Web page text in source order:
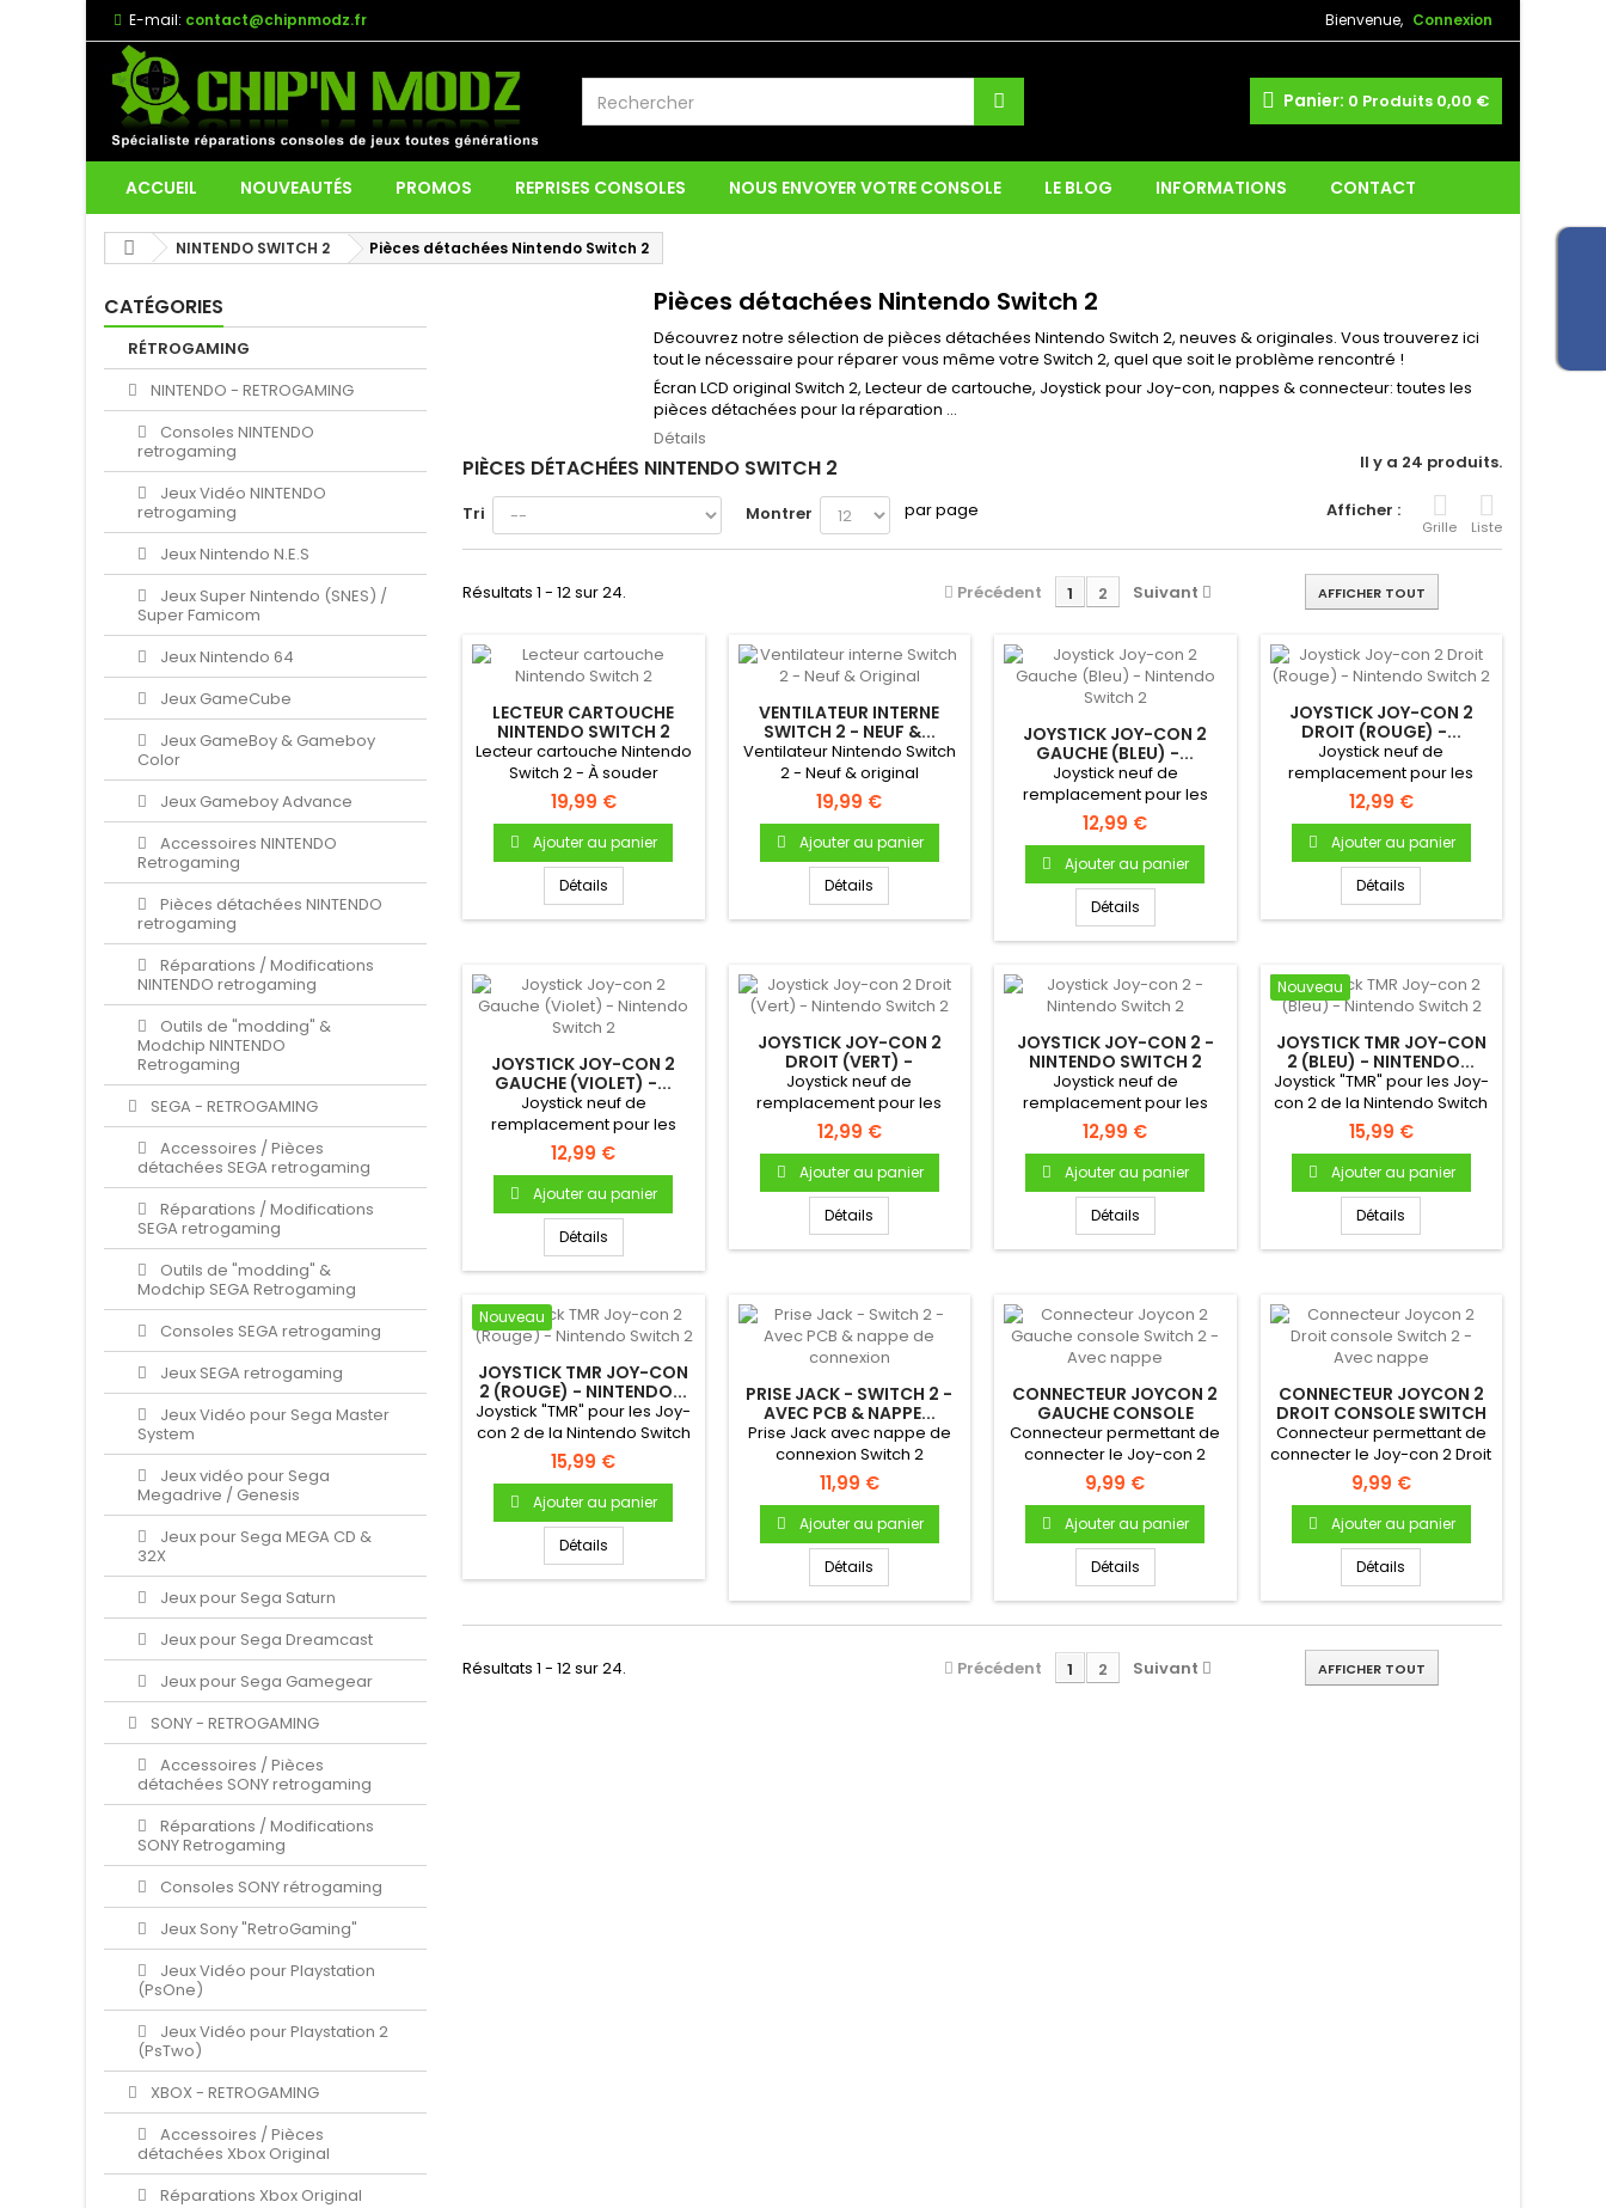
Bienvenue, Connexion
E-mail: contact@chipnmodz.fr
Panier: 0 Produits 0,00 €
ACCUEIL NOUVEAUTÉS PROMOS REPRISES CONSOLES NOUS ENVOYER VOTRE CONSOLE LE BLOG INFORMATIONS CONTACT
NINTENDO SWITCH 2 Pièces détachées Nintendo Switch 2
CATÉGORIES
RÉTROGAMING
NINTENDO - RETROGAMING
Consoles NINTENDO
retrogaming
Jeux Vidéo NINTENDO
retrogaming
Jeux Nintendo N.E.S
Jeux Super Nintendo (SNES) /
Super Famicom
Jeux Nintendo 64
Jeux GameCube
Jeux GameBoy & Gameboy
Color
Jeux Gameboy Advance
Accessoires NINTENDO
Retrogaming
Pièces détachées NINTENDO
retrogaming
Réparations / Modifications
NINTENDO retrogaming
Outils de "modding" &
Modchip NINTENDO
Retrogaming
SEGA - RETROGAMING
Accessoires / Pièces
détachées SEGA retrogaming
Réparations / Modifications
SEGA retrogaming
Outils de "modding" &
Modchip SEGA Retrogaming
Consoles SEGA retrogaming
Jeux SEGA retrogaming
Jeux Vidéo pour Sega Master
System
Jeux vidéo pour Sega
Megadrive / Genesis
Jeux pour Sega MEGA CD &
32X
Jeux pour Sega Saturn
Jeux pour Sega Dreamcast
Jeux pour Sega Gamegear
SONY - RETROGAMING
Accessoires / Pièces
détachées SONY retrogaming
Réparations / Modifications
SONY Retrogaming
Consoles SONY rétrogaming
Jeux Sony "RetroGaming"
Jeux Vidéo pour Playstation
(PsOne)
Jeux Vidéo pour Playstation 2
(PsTwo)
XBOX - RETROGAMING
Accessoires / Pièces
détachées Xbox Original
Réparations Xbox Original
Pièces détachées Nintendo Switch 2
Découvrez notre sélection de pièces détachées Nintendo Switch 2, neuves & originales. Vous trouverez ici
tout le nécessaire pour réparer vous même votre Switch 2, quel que soit le problème rencontré !
Écran LCD original Switch 2, Lecteur de cartouche, Joystick pour Joy-con, nappes & connecteur: toutes les
pièces détachées pour la réparation ...
Détails
PIÈCES DÉTACHÉES NINTENDO SWITCH 2 Il y a 24 produits.
Afficher :
Grille Liste
Tri Montrer par page
AFFICHER TOUT
Précédent 1 2 Suivant
Résultats 1 - 12 sur 24.
LECTEUR CARTOUCHE
NINTENDO SWITCH 2
Lecteur cartouche Nintendo
Switch 2 - À souder
19,99 €
Ajouter au panier
Détails
VENTILATEUR INTERNE
SWITCH 2 - NEUF &...
Ventilateur Nintendo Switch
2 - Neuf & original
19,99 €
Ajouter au panier
Détails
JOYSTICK JOY-CON 2
GAUCHE (BLEU) -...
Joystick neuf de
remplacement pour les
Joy-con de la Nintendo
Switch 2 (Joy-con
2).Joystick de
remplacement pour Switch
2 Compatible uniquement
avec les Joy-con 2
(Nintendo Switch 2) Produit
12,99 €
Ajouter au panier
Détails
JOYSTICK JOY-CON 2
DROIT (ROUGE) -...
Joystick neuf de
remplacement pour les
Joy-con de la Nintendo
Switch 2 (Joy-con
2).Joystick de
remplacement pour Switch
2 Compatible uniquement
avec les Joy-con 2
(Nintendo Switch 2) Produit
12,99 €
Ajouter au panier
Détails
JOYSTICK JOY-CON 2
GAUCHE (VIOLET) -...
Joystick neuf de
remplacement pour les
Joy-con de la Nintendo
Switch 2 (Joy-con
2).Joystick de
remplacement pour Switch
2 Compatible uniquement
avec les Joy-con 2
(Nintendo Switch 2)
neuf & original Garantie 1 an
12,99 €
Ajouter au panier
Détails
JOYSTICK JOY-CON 2
DROIT (VERT) -
NINTENDO...
Joystick neuf de
remplacement pour les
Joy-con de la Nintendo
Switch 2 (Joy-con
2).Joystick de
remplacement pour Switch
2 Compatible uniquement
avec les Joy-con 2
(Nintendo Switch 2)
12,99 €
Ajouter au panier
Détails
JOYSTICK JOY-CON 2 -
NINTENDO SWITCH 2
Joystick neuf de
remplacement pour les
Joy-con de la Nintendo
Switch 2 (Joy-con
2).Joystick de
remplacement pour Switch
2 Compatible uniquement
avec les Joy-con 2
(Nintendo Switch 2) Produit
12,99 €
Ajouter au panier
Détails
Nouveau
JOYSTICK TMR JOY-CON
2 (BLEU) - NINTENDO...
Joystick "TMR" pour les Joy-
con 2 de la Nintendo Switch
2 (Joy-con 2).Joystick TMR
(Tunnel
MagnetoResistance) de
remplacement pour Switch
2 Compatible uniquement
avec les Joy-con 2
(Nintendo Switch 2 Produit
15,99 €
Ajouter au panier
Détails
Nouveau
JOYSTICK TMR JOY-CON
2 (ROUGE) - NINTENDO...
Joystick "TMR" pour les Joy-
con 2 de la Nintendo Switch
2 (Joy-con 2).Joystick TMR
(Tunnel
MagnetoResistance) de
remplacement pour Switch
2 Compatible uniquement
avec les Joy-con 2
(Nintendo Switch 2 Couleur:
l'original) Produit NEUF
15,99 €
Ajouter au panier
Détails
PRISE JACK - SWITCH 2 -
AVEC PCB & NAPPE...
Prise Jack avec nappe de
connexion Switch 2
11,99 €
Ajouter au panier
Détails
CONNECTEUR JOYCON 2
GAUCHE CONSOLE
SWITCH...
Connecteur permettant de
connecter le Joy-con 2
Gauche à la console Switch
2
9,99 €
Ajouter au panier
Détails
CONNECTEUR JOYCON 2
DROIT CONSOLE SWITCH
2...
Connecteur permettant de
connecter le Joy-con 2 Droit
à la console Switch 2
9,99 €
Ajouter au panier
Détails
AFFICHER TOUT
Précédent 1 2 Suivant
Résultats 1 - 12 sur 24.